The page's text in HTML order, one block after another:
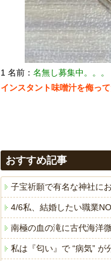
1 名前： 名無し募集中。。。
インスタント味噌汁を侮っ
おすすめ記事
子宝祈願で有名な神社に
4/6私、結婚したい職業
南極の血の滝に古代海洋
私は『匂い』で “病気”